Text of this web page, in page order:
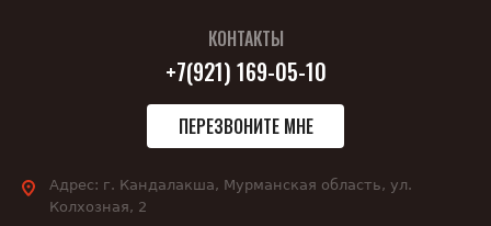
КОНТАКТЫ
+7(921) 169-05-10
ПЕРЕЗВОНИТЕ МНЕ
Адрес: г. Кандалакша, Мурманская область, ул.
Колхозная, 2